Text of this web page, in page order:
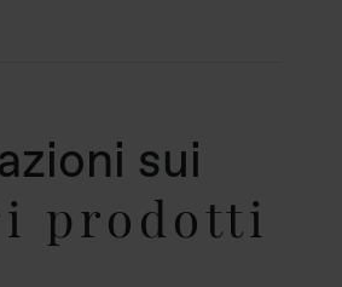
sui
prodotti